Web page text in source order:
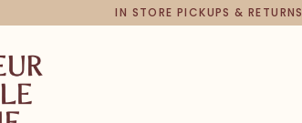
IN STORE PICKUPS & RETURNS